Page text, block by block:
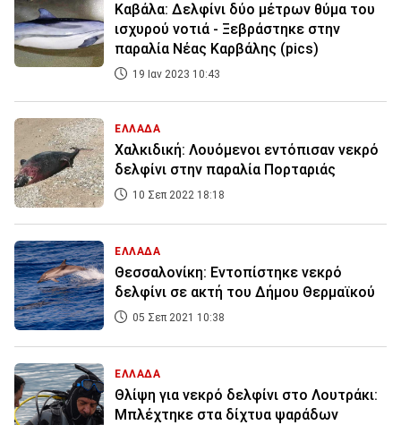
Καβάλα: Δελφίνι δύο μέτρων θύμα του
ισχυρού νοτιά - Ξεβράστηκε στην
παραλία Νέας Καρβάλης (pics)
19 Ιαν 2023 10:43
ΕΛΛΑΔΑ
Χαλκιδική: Λουόμενοι εντόπισαν νεκρό
δελφίνι στην παραλία Πορταριάς
10 Σεπ 2022 18:18
ΕΛΛΑΔΑ
Θεσσαλονίκη: Εντοπίστηκε νεκρό
δελφίνι σε ακτή του Δήμου Θερμαϊκού
05 Σεπ 2021 10:38
ΕΛΛΑΔΑ
Θλίψη για νεκρό δελφίνι στο Λουτράκι:
Μπλέχτηκε στα δίχτυα ψαράδων